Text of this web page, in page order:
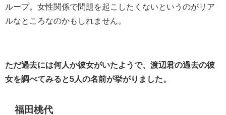
ループ。女性関係で問題を起こしたくないというのがリア
ルなところなのかもしれません。
ただ過去には何人か彼女がいたようで、渡辺君の過去の彼
女を調べてみると5人の名前が挙がりました。
福田桃代